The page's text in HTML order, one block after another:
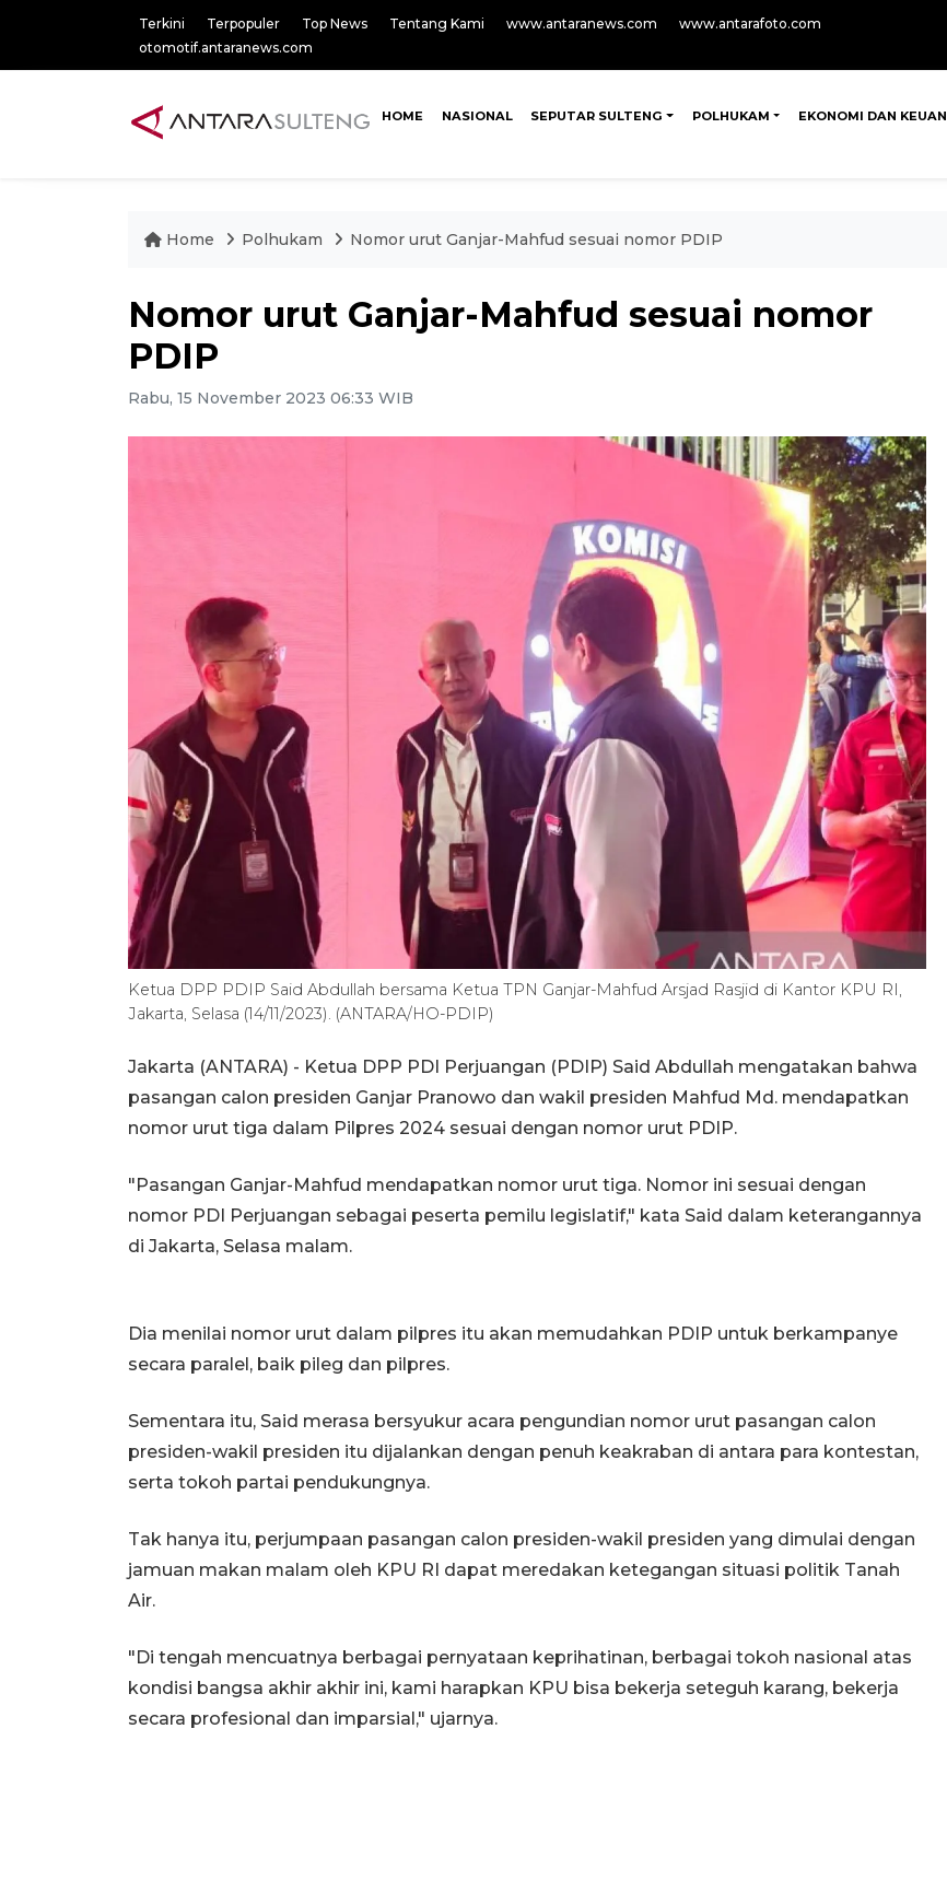
Terkini Terpopuler Top News Tentang Kami www.antaranews.com
www.antarafoto.com
otomotif.antaranews.com
HOME NASIONAL SEPUTAR SULTENG POLHUKAM EKONOMI DAN
Home Polhukam Nomor urut Ganjar-Mahfud sesuai nomor PDIP
Nomor urut Ganjar-Mahfud sesuai nomor
PDIP
Rabu, 15 November 2023 06:33 WIB
Ketua DPP PDIP Said Abdullah bersama Ketua TPN Ganjar-Mahfud Arsjad Rasjid di Kantor KPU RI,
Jakarta, Selasa (14/11/2023). (ANTARA/HO-PDIP)
Jakarta (ANTARA) - Ketua DPP PDI Perjuangan (PDIP) Said Abdullah mengatakan bahwa
pasangan calon presiden Ganjar Pranowo dan wakil presiden Mahfud Md. mendapatkan
nomor urut tiga dalam Pilpres 2024 sesuai dengan nomor urut PDIP.
"Pasangan Ganjar-Mahfud mendapatkan nomor urut tiga. Nomor ini sesuai dengan
nomor PDI Perjuangan sebagai peserta pemilu legislatif," kata Said dalam keterangannya
di Jakarta, Selasa malam.
Dia menilai nomor urut dalam pilpres itu akan memudahkan PDIP untuk berkampanye
secara paralel, baik pileg dan pilpres.
Sementara itu, Said merasa bersyukur acara pengundian nomor urut pasangan calon
presiden-wakil presiden itu dijalankan dengan penuh keakraban di antara para kontestan,
serta tokoh partai pendukungnya.
Tak hanya itu, perjumpaan pasangan calon presiden-wakil presiden yang dimulai dengan
jamuan makan malam oleh KPU RI dapat meredakan ketegangan situasi politik Tanah
Air.
"Di tengah mencuatnya berbagai pernyataan keprihatinan, berbagai tokoh nasional atas
kondisi bangsa akhir akhir ini, kami harapkan KPU bisa bekerja seteguh karang, bekerja
secara profesional dan imparsial," ujarnya.